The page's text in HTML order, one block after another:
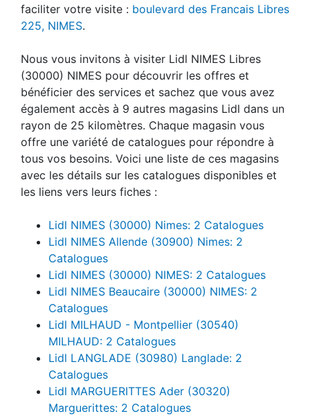
faciliter votre visite : boulevard des Francais Libres
225, NIMES.
Nous vous invitons à visiter Lidl NIMES Libres
(30000) NIMES pour découvrir les offres et
bénéficier des services et sachez que vous avez
également accès à 9 autres magasins Lidl dans un
rayon de 25 kilomètres. Chaque magasin vous
offre une variété de catalogues pour répondre à
tous vos besoins. Voici une liste de ces magasins
avec les détails sur les catalogues disponibles et
les liens vers leurs fiches :
Lidl NIMES (30000) Nimes: 2 Catalogues
Lidl NIMES Allende (30900) Nimes: 2
Catalogues
Lidl NIMES (30000) NIMES: 2 Catalogues
Lidl NIMES Beaucaire (30000) NIMES: 2
Catalogues
Lidl MILHAUD - Montpellier (30540)
MILHAUD: 2 Catalogues
Lidl LANGLADE (30980) Langlade: 2
Catalogues
Lidl MARGUERITTES Ader (30320)
Marguerittes: 2 Catalogues